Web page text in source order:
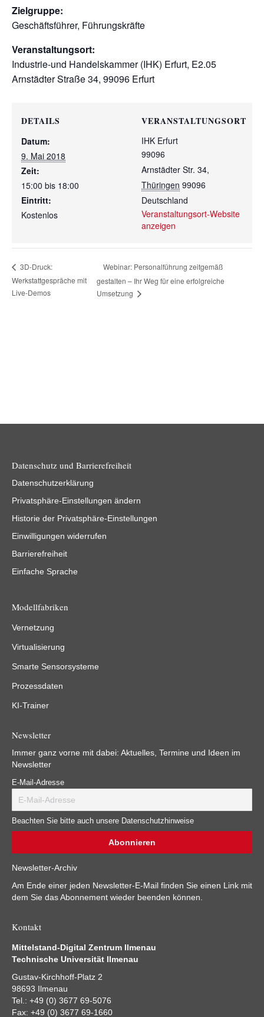
Zielgruppe:
Geschäftsführer, Führungskräfte
Veranstaltungsort:
Industrie-und Handelskammer (IHK) Erfurt, E2.05
Arnstädter Straße 34, 99096 Erfurt
DETAILS
Datum:
9. Mai 2018
Zeit:
15:00 bis 18:00
Eintritt:
Kostenlos
VERANSTALTUNGSORT
IHK Erfurt
99096
Arnstädter Str. 34,
Thüringen 99096
Deutschland
Veranstaltungsort-Website
anzeigen
3D-Druck:
Werkstattgespräche mit
Live-Demos
Webinar: Personalführung zeitgemäß
gestalten – Ihr Weg für eine erfolgreiche
Umsetzung
Datenschutz und Barrierefreiheit
Datenschutzerklärung
Privatsphäre-Einstellungen ändern
Historie der Privatsphäre-Einstellungen
Einwilligungen widerrufen
Barrierefreiheit
Einfache Sprache
Modellfabriken
Vernetzung
Virtualisierung
Smarte Sensorsysteme
Prozessdaten
KI-Trainer
Newsletter
Immer ganz vorne mit dabei: Aktuelles, Termine und Ideen im
Newsletter
E-Mail-Adresse
Beachten Sie bitte auch unsere Datenschutzhinweise
Newsletter-Archiv
Am Ende einer jeden Newsletter-E-Mail finden Sie einen Link mit
dem Sie das Abonnement wieder beenden können.
Kontakt
Mittelstand-Digital Zentrum Ilmenau
Technische Universität Ilmenau
Gustav-Kirchhoff-Platz 2
98693 Ilmenau
Tel.: +49 (0) 3677 69-5076
Fax: +49 (0) 3677 69-1660